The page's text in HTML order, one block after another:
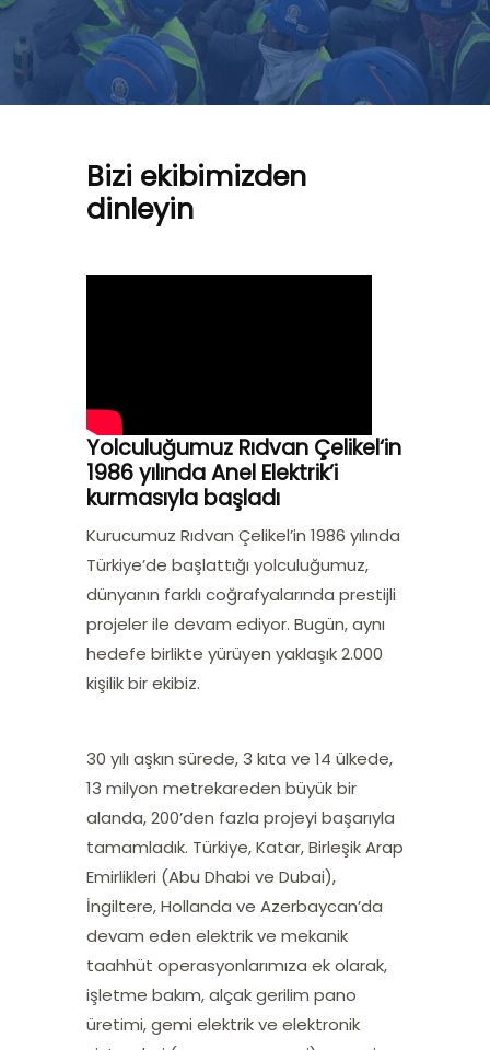
Bizi ekibimizden
dinleyin
Yolculuğumuz Rıdvan Çelikel‘in
1986 yılında Anel Elektrik’i
kurmasıyla başladı
Kurucumuz Rıdvan Çelikel’in 1986 yılında
Türkiye’de başlattığı yolculuğumuz,
dünyanın farklı coğrafyalarında prestijli
projeler ile devam ediyor. Bugün, aynı
hedefe birlikte yürüyen yaklaşık 2.000
kişilik bir ekibiz.
30 yılı aşkın sürede, 3 kıta ve 14 ülkede,
13 milyon metrekareden büyük bir
alanda,200’den fazla projeyi başarıyla
tamamladık. Türkiye, Katar, Birleşik Arap
Emirlikleri (Abu Dhabi ve Dubai),
İngiltere, Hollanda ve Azerbaycan’da
devam eden elektrik ve mekanik
taahhüt operasyonlarımıza ek olarak,
işletme bakım,alçak gerilim pano
üretimi,gemi elektrik ve elektronik